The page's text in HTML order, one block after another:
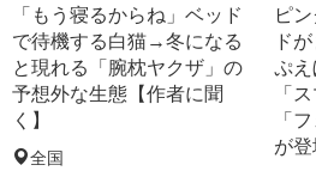
「もう寝るからね」ベッド
で待機する白猫→冬になる
と現れる「腕枕ヤクザ」の
予想外な生態【作者に聞
く】
全国
ピ
ド
ぷ
「
「
が